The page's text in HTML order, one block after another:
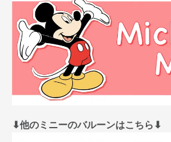
⬇︎他のミニーのバルーンはこちら⬇︎